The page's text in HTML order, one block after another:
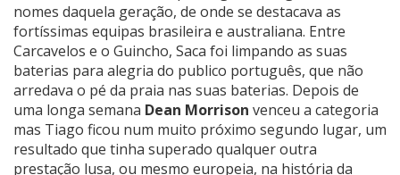
nomes daquela geração, de onde se destacava as
fortíssimas equipas brasileira e australiana. Entre
Carcavelos e o Guincho, Saca foi limpando as suas
baterias para alegria do publico português, que não
arredava o pé da praia nas suas baterias. Depois de
uma longa semana Dean Morrison venceu a categoria
mas Tiago ficou num muito próximo segundo lugar, um
resultado que tinha superado qualquer outra
prestação lusa, ou mesmo europeia, na história da